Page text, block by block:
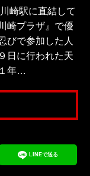
崎駅に直結して
崎プラザ』で優
びで参加した人
日に行われた天
年…
LINEで送る